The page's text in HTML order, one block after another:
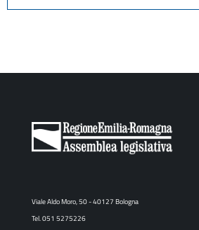
Viale Aldo Moro, 50 - 40127 Bologna
Tel. 051 5275226